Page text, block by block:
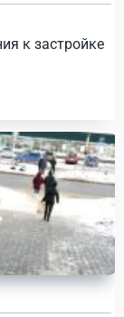
к застройке